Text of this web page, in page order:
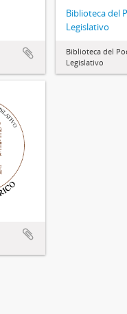
Biblioteca del
Legislativo
Biblioteca del
Legislativo